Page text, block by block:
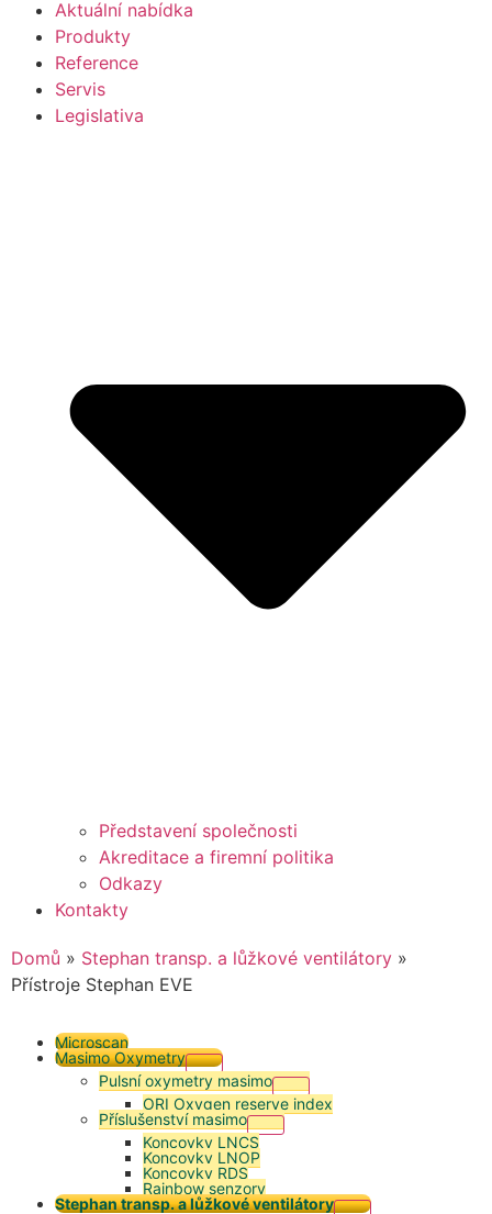
Aktuální nabídka
Produkty
Reference
Servis
Legislativa
Představení společnosti
Akreditace a firemní politika
Odkazy
Kontakty
Domů » Stephan transp. a lůžkové ventilátory »
Přístroje Stephan EVE
Microscan
Masimo Oxymetry
Pulsní oxymetry masimo
ORI Oxygen reserve index
Příslušenství masimo
Koncovky LNCS
Koncovky LNOP
Koncovky RDS
Rainbow senzory
Stephan transp. a lůžkové ventilátory